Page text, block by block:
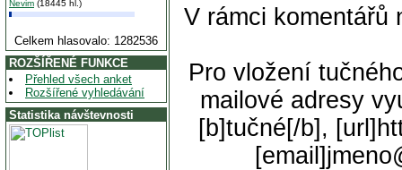
Nevim (18445 hl.)
Celkem hlasovalo: 1282536
ROZŠÍŘENÉ FUNKCE
Přehled všech anket
Rozšířené vyhledávání
Statistika návštevnosti
V rámci komentářů
Pro vložení
mailové adresy
[b]tučné[/b],